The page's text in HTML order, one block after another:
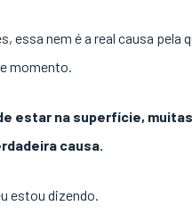
essa nem é a real causa pela
momento.
estar na superfície,
causa.
estou dizendo.